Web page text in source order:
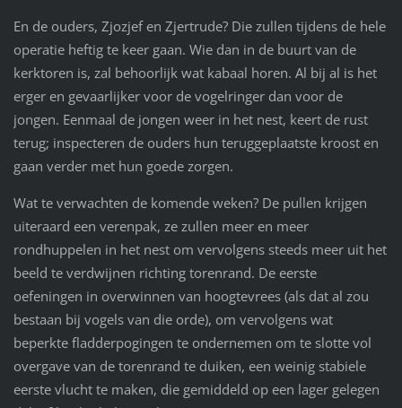
En de ouders, Zjozjef en Zjertrude? Die zullen tijdens de hele
operatie heftig te keer gaan. Wie dan in de buurt van de
kerktoren is, zal behoorlijk wat kabaal horen. Al bij al is het
erger en gevaarlijker voor de vogelringer dan voor de
jongen. Eenmaal de jongen weer in het nest, keert de rust
terug; inspecteren de ouders hun teruggeplaatste kroost en
gaan verder met hun goede zorgen.
Wat te verwachten de komende weken? De pullen krijgen
uiteraard een verenpak, ze zullen meer en meer
rondhuppelen in het nest om vervolgens steeds meer uit het
beeld te verdwijnen richting torenrand. De eerste
oefeningen in overwinnen van hoogtevrees (als dat al zou
bestaan bij vogels van die orde), om vervolgens wat
beperkte fladderpogingen te ondernemen om te slotte vol
overgave van de torenrand te duiken, een weinig stabiele
eerste vlucht te maken, die gemiddeld op een lager gelegen